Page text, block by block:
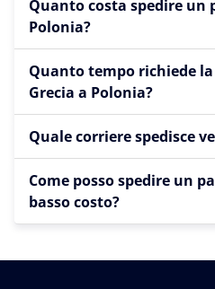
Quanto costa spedire un
Polonia?
Quanto tempo richiede
Grecia a Polonia?
Quale corriere spedisce
Come posso spedire un
basso costo?